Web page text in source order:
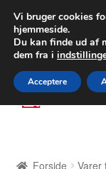
FEDEX
80
Spring
til
Spring
til
Forside Varer
Vi bruger cookies
hjemmeside.
Du kan finde ud af
dem fra i
Acceptere